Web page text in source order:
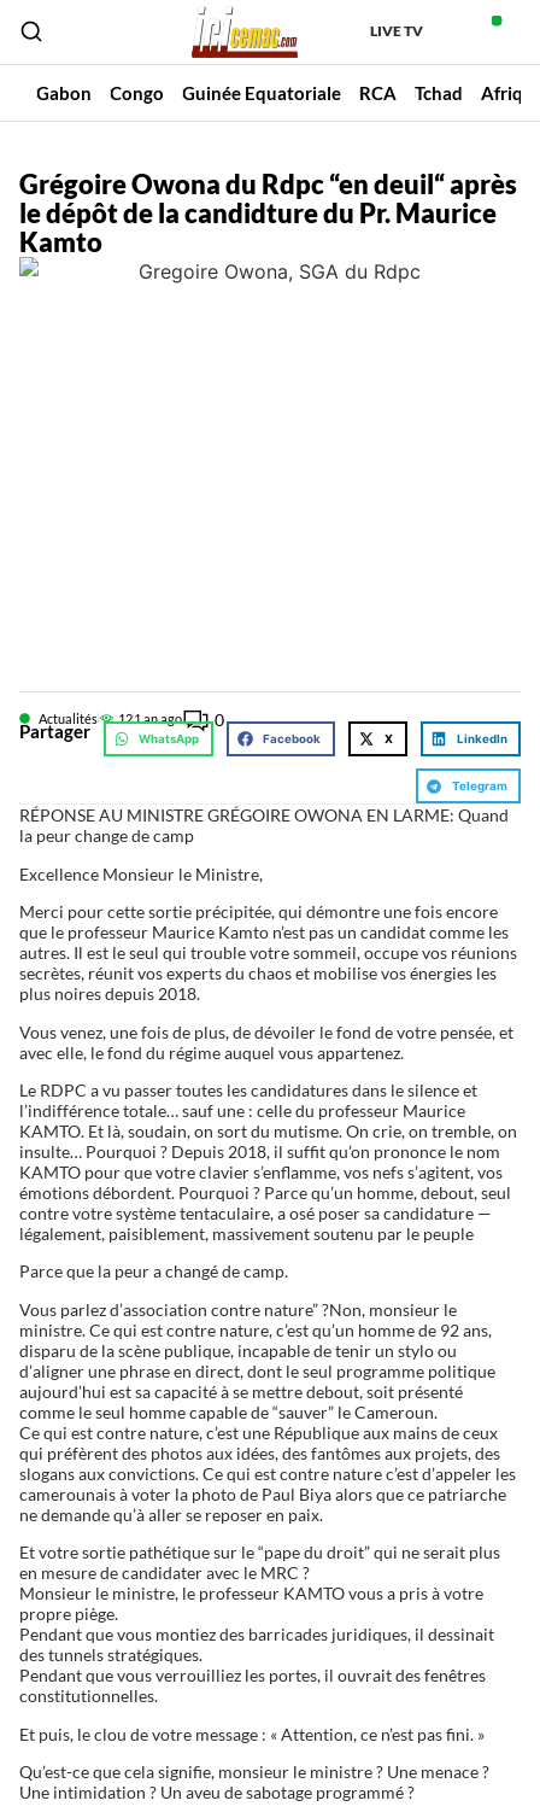
LIVE TV
Gabon Congo Guinée Equatoriale RCA Tchad
Grégoire Owona du Rdpc “en deuil“ après
le dépôt de la candidture du Pr. Maurice
Kamto
Actualités 121 an ago 0
Partager WhatsApp Facebook X LinkedIn
Telegram
RÉPONSE AU MINISTRE GRÉGOIRE OWONA EN LARME: Quand
la peur change de camp
Excellence Monsieur le Ministre,
Merci pour cette sortie précipitée, qui démontre une fois encore
que le professeur Maurice Kamto n’est pas un candidat comme les
autres. Il est le seul qui trouble votre sommeil, occupe vos réunions
secrètes, réunit vos experts du chaos et mobilise vos énergies les
plus noires depuis 2018.
Vous venez, une fois de plus, de dévoiler le fond de votre pensée, et
avec elle, le fond du régime auquel vous appartenez.
Le RDPC a vu passer toutes les candidatures dans le silence et
l’indifférence totale… sauf une : celle du professeur Maurice
KAMTO. Et là, soudain, on sort du mutisme. On crie, on tremble, on
insulte… Pourquoi ? Depuis 2018, il suffit qu’on prononce le nom
KAMTO pour que votre clavier s’enflamme, vos nefs s’agitent, vos
émotions débordent. Pourquoi ? Parce qu’un homme, debout, seul
contre votre système tentaculaire, a osé poser sa candidature —
légalement, paisiblement, massivement soutenu par le peuple
Parce que la peur a changé de camp.
Vous parlez d’association contre nature” ?Non, monsieur le
ministre. Ce qui est contre nature, c’est qu’un homme de 92 ans,
disparu de la scène publique, incapable de tenir un stylo ou
d’aligner une phrase en direct, dont le seul programme politique
aujourd’hui est sa capacité à se mettre debout, soit présenté
comme le seul homme capable de “sauver” le Cameroun.
Ce qui est contre nature, c’est une République aux mains de ceux
qui préfèrent des photos aux idées, des fantômes aux projets, des
slogans aux convictions. Ce qui est contre nature c’est d’appeler les
camerounais à voter la photo de Paul Biya alors que ce patriarche
ne demande qu’à aller se reposer en paix.
Et votre sortie pathétique sur le “pape du droit” qui ne serait plus
en mesure de candidater avec le MRC ?
Monsieur le ministre, le professeur KAMTO vous a pris à votre
propre piège.
Pendant que vous montiez des barricades juridiques, il dessinait
des tunnels stratégiques.
Pendant que vous verrouilliez les portes, il ouvrait des fenêtres
constitutionnelles.
Et puis, le clou de votre message : « Attention, ce n’est pas fini. »
Qu’est-ce que cela signifie, monsieur le ministre ? Une menace ?
Une intimidation ? Un aveu de sabotage programmé ?